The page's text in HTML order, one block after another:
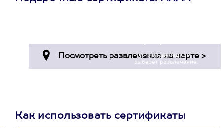
Пусть владелец сам
выберет развлечение.
Как использовать сертификаты